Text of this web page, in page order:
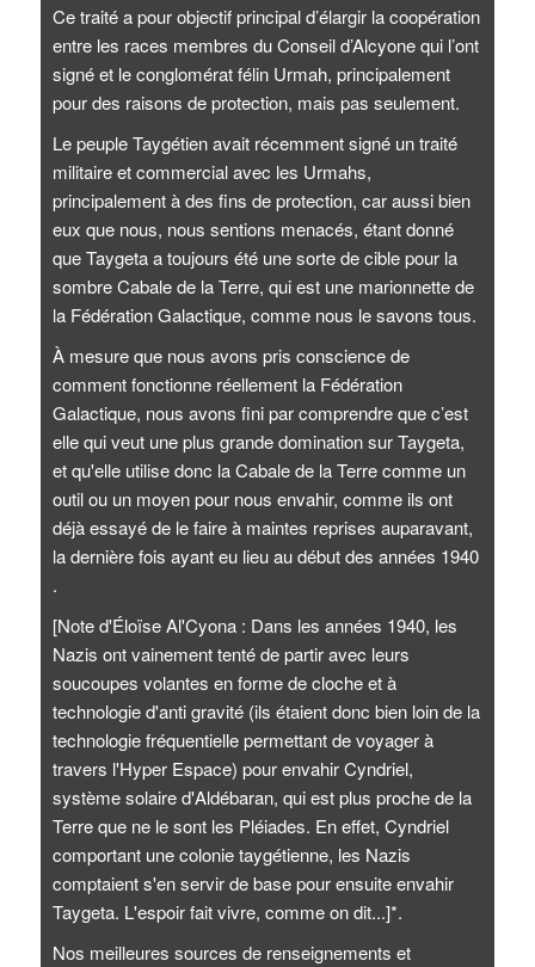
Ce traité a pour objectif principal d’élargir la coopération
entre les races membres du Conseil d’Alcyone qui l’ont
signé et le conglomérat félin Urmah, principalement
pour des raisons de protection, mais pas seulement.
Le peuple Taygétien avait récemment signé un traité
militaire et commercial avec les Urmahs,
principalement à des fins de protection, car aussi bien
eux que nous, nous sentions menacés, étant donné
que Taygeta a toujours été une sorte de cible pour la
sombre Cabale de la Terre, qui est une marionnette de
la Fédération Galactique, comme nous le savons tous.
À mesure que nous avons pris conscience de
comment fonctionne réellement la Fédération
Galactique, nous avons fini par comprendre que c’est
elle qui veut une plus grande domination sur Taygeta,
et qu'elle utilise donc la Cabale de la Terre comme un
outil ou un moyen pour nous envahir, comme ils ont
déjà essayé de le faire à maintes reprises auparavant,
la dernière fois ayant eu lieu au début des années 1940
.
[Note d'Éloïse Al'Cyona : Dans les années 1940, les
Nazis ont vainement tenté de partir avec leurs
soucoupes volantes en forme de cloche et à
technologie d'anti gravité (ils étaient donc bien loin de la
technologie fréquentielle permettant de voyager à
travers l'Hyper Espace) pour envahir Cyndriel,
système solaire d'Aldébaran, qui est plus proche de la
Terre que ne le sont les Pléiades. En effet, Cyndriel
comportant une colonie taygétienne, les Nazis
comptaient s'en servir de base pour ensuite envahir
Taygeta. L'espoir fait vivre, comme on dit...]*.
Nos meilleures sources de renseignements et